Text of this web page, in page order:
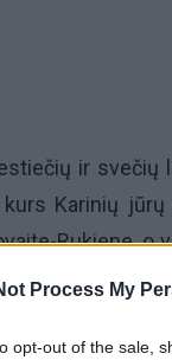
Process My
opt-out of the sale,
ir svečių
Karinių
Rukiene, o
galėsite